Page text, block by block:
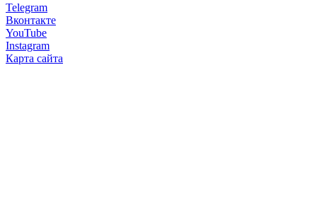
Telegram
Вконтакте
YouTube
Instagram
Карта сайта